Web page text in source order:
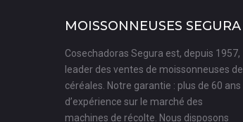
MOISSONNEUSES SEGURA
Cosechadoras Segura est, depuis 1957,
leader des ventes de moissonneuses de
céréales. Notre garantie : plus de 60 ans
d’expérience sur le marché des
machines de récolte. Nous disposons